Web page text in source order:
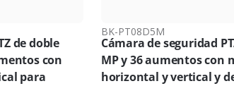
de doble
con
para
BK-PT08D5M
Cámara de seguridad
MP y 36 aumentos con
horizontal y vertical y